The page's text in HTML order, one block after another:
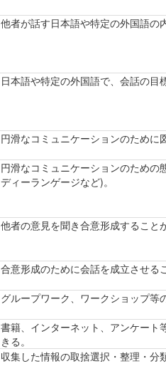
他者が話す日本語や特定の外国語の
日本語や特定の外国語で、会話の
円滑なコミュニケーションのために
円滑なコミュニケーションのため
ディーランゲージなど)。
他者の意見を聞き合意形成すること
合意形成のために会話を成立させる
グループワーク、ワークショップ
書籍、インターネット、アンケート
きる。
収集した情報の取捨選択・整理・